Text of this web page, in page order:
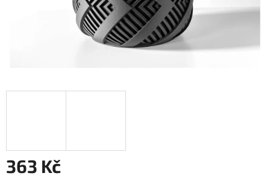
363 Kč